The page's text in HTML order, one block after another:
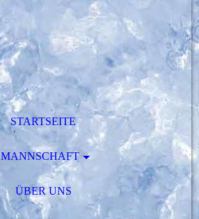
STARTSEITE
MANNSCHAFT
ÜBER UNS